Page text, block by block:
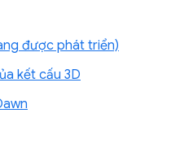
được phát triển)
kết cấu 3D